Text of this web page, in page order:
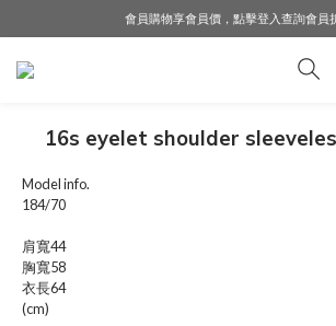
LINE好友募集中，加入就送購物金
會員購物享會員價，點擊登入查詢會員
LINE好友募集中，加入就送購物金
16s eyelet shoulder
Model info.
184/70
肩寬44
胸寬58
衣長64
(cm)